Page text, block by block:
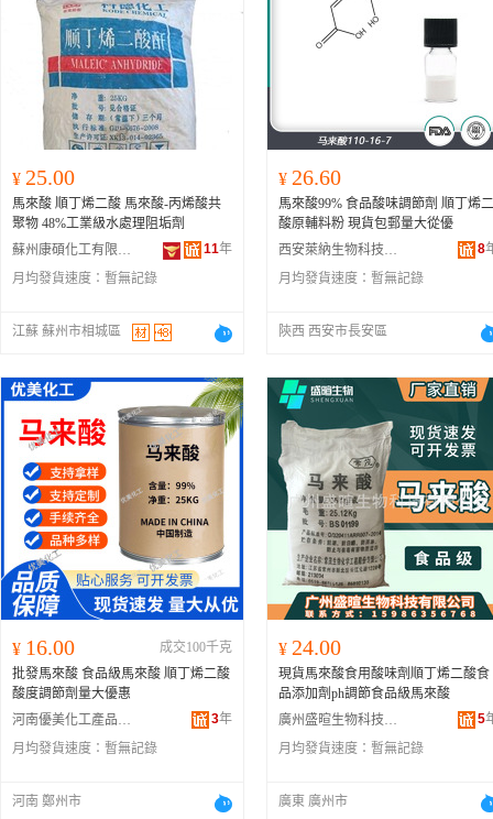
¥ 25.00
馬來酸 順丁烯二酸 馬來酸-丙烯酸共
聚物 48%工業級水處理阻垢劑
蘇州康碩化工有限公司
11年
月均發貨速度： 暫無記錄
江蘇 蘇州市相城區
¥ 26.60
馬來酸99% 食品酸味調節劑 順丁烯二
酸原輔料粉 現貨包郵量大從優
西安萊納生物科技有限公司
8
月均發貨速度： 暫無記錄
陝西 西安市長安區
¥ 16.00
成交100千克
批發馬來酸 食品級馬來酸 順丁烯二酸
酸度調節劑量大優惠
河南優美化工產品有限公司
3年
月均發貨速度： 暫無記錄
河南 鄭州市
¥ 24.00
現貨馬來酸食用酸味劑順丁烯二酸食
品添加劑ph調節食品級馬來酸
廣州盛暄生物科技有限公司
5
月均發貨速度： 暫無記錄
廣東 廣州市